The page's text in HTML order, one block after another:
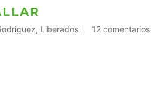
, Liberados 12 comentarios